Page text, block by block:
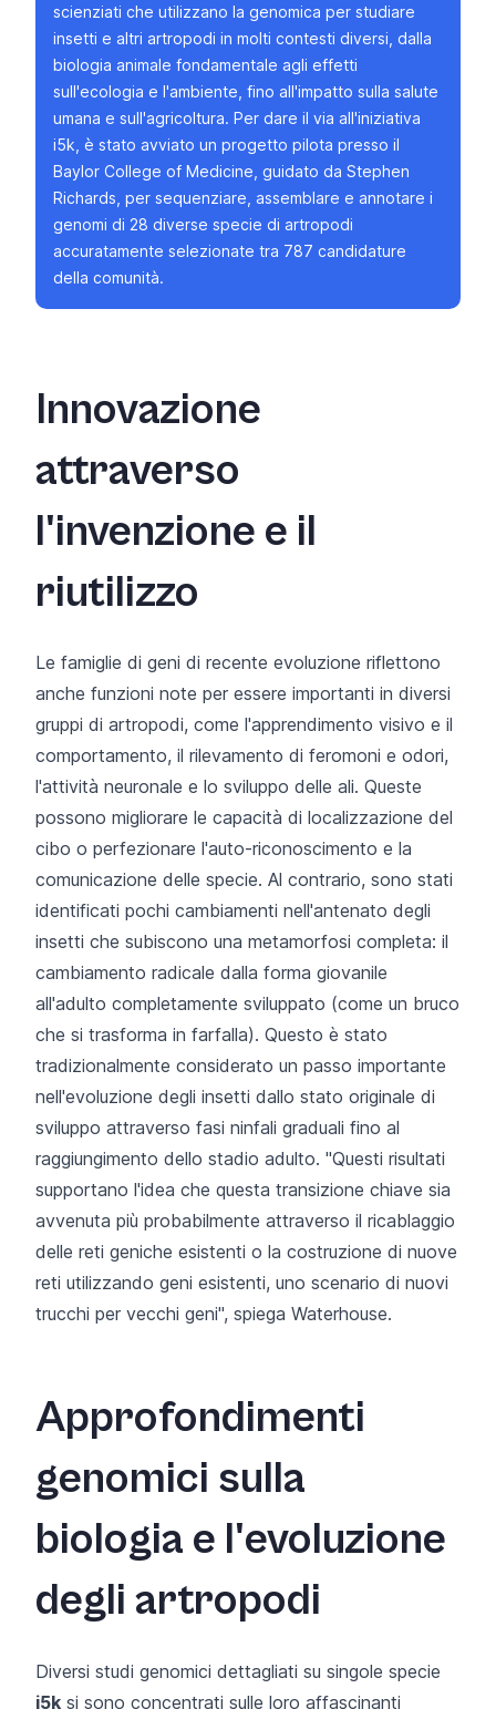
scienziati che utilizzano la genomica per studiare
insetti e altri artropodi in molti contesti diversi, dalla
biologia animale fondamentale agli effetti
sull'ecologia e l'ambiente, fino all'impatto sulla salute
umana e sull'agricoltura. Per dare il via all'iniziativa
i5k, è stato avviato un progetto pilota presso il
Baylor College of Medicine , guidato da Stephen
Richards, per sequenziare, assemblare e annotare i
genomi di 28 diverse specie di artropodi
accuratamente selezionate tra 787 candidature
della comunità.
Innovazione
attraverso
l'invenzione e il
riutilizzo
Le famiglie di geni di recente evoluzione riflettono
anche funzioni note per essere importanti in diversi
gruppi di artropodi, come l'apprendimento visivo e il
comportamento, il rilevamento di feromoni e odori,
l'attività neuronale e lo sviluppo delle ali. Queste
possono migliorare le capacità di localizzazione del
cibo o perfezionare l'auto-riconoscimento e la
comunicazione delle specie. Al contrario, sono stati
identificati pochi cambiamenti nell'antenato degli
insetti che subiscono una metamorfosi completa: il
cambiamento radicale dalla forma giovanile
all'adulto completamente sviluppato (come un bruco
che si trasforma in farfalla). Questo è stato
tradizionalmente considerato un passo importante
nell'evoluzione degli insetti dallo stato originale di
sviluppo attraverso fasi ninfali graduali fino al
raggiungimento dello stadio adulto. "Questi risultati
supportano l'idea che questa transizione chiave sia
avvenuta più probabilmente attraverso il ricablaggio
delle reti geniche esistenti o la costruzione di nuove
reti utilizzando geni esistenti, uno scenario di nuovi
trucchi per vecchi geni", spiega Waterhouse.
Approfondimenti
genomici sulla
biologia e l'evoluzione
degli artropodi
Diversi studi genomici dettagliati su singole specie
i5k si sono concentrati sulle loro affascinanti